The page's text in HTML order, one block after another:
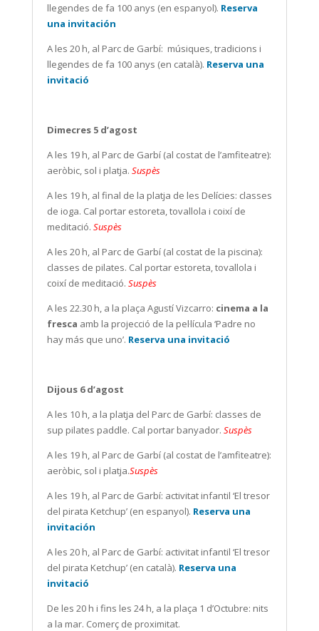
llegendes de fa 100 anys (en espanyol). Reserva
una invitación
A les 20 h, al Parc de Garbí: músiques, tradicions i
llegendes de fa 100 anys (en català). Reserva una
invitació
Dimecres 5 d’agost
A les 19 h, al Parc de Garbí (al costat de l’amfiteatre):
aeròbic, sol i platja. Suspès
A les 19 h, al final de la platja de les Delícies: classes
de ioga. Cal portar estoreta, tovallola i coixí de
meditació. Suspès
A les 20 h, al Parc de Garbí (al costat de la piscina):
classes de pilates. Cal portar estoreta, tovallola i
coixí de meditació. Suspès
A les 22.30 h, a la plaça Agustí Vizcarro: cinema a la
fresca amb la projecció de la pel·lícula ‘Padre no
hay más que uno’. Reserva una invitació
Dijous 6 d’agost
A les 10 h, a la platja del Parc de Garbí: classes de
sup pilates paddle. Cal portar banyador. Suspès
A les 19 h, al Parc de Garbí (al costat de l’amfiteatre):
aeròbic, sol i platja.Suspès
A les 19 h, al Parc de Garbí: activitat infantil ‘El tresor
del pirata Ketchup’ (en espanyol). Reserva una
invitación
A les 20 h, al Parc de Garbí: activitat infantil ‘El tresor
del pirata Ketchup’ (en català). Reserva una
invitació
De les 20 h i fins les 24 h, a la plaça 1 d’Octubre: nits
a la mar. Comerç de proximitat.